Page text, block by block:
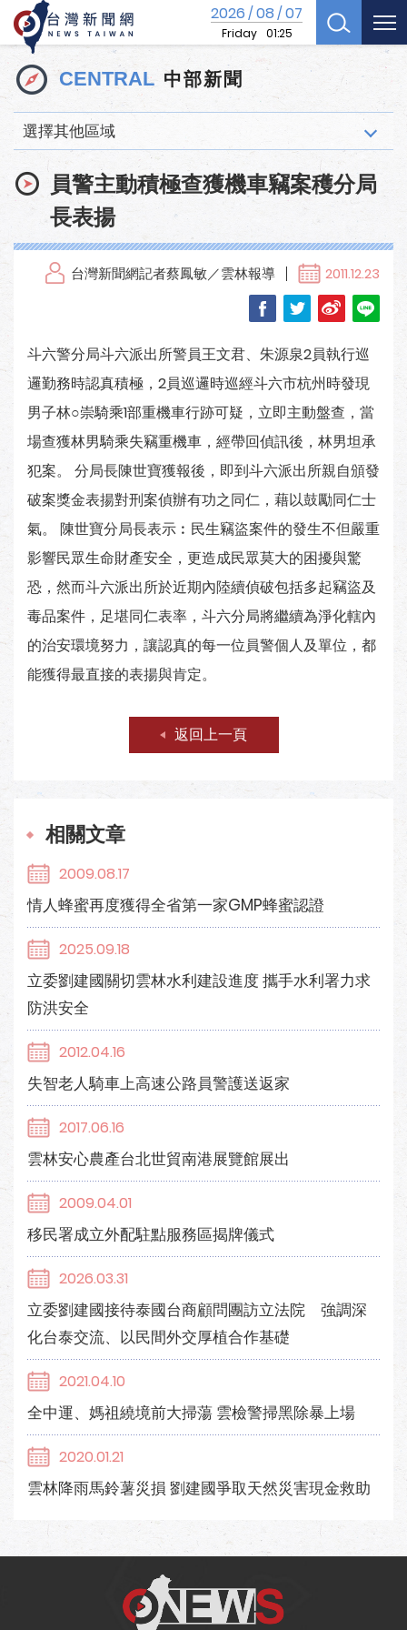
2026/08/07
Friday 01:25
CENTRAL 中部新聞
選擇其他區域
員警主動積極查獲機車竊案穫分局
長表揚
台灣新聞網記者蔡鳳敏／雲林報導 2011.12.23
斗六警分局斗六派出所警員王文君、朱源泉2員執行巡
邏勤務時認真積極，2員巡邏時巡經斗六市杭州時發現
男子林○崇騎乘1部重機車行跡可疑，立即主動盤查，當
場查獲林男騎乘失竊重機車，經帶回偵訊後，林男坦承
犯案。 分局長陳世寶獲報後，即到斗六派出所親自頒發
破案獎金表揚對刑案偵辦有功之同仁，藉以鼓勵同仁士
氣。 陳世寶分局長表示︰民生竊盜案件的發生不但嚴重
影響民眾生命財產安全，更造成民眾莫大的困擾與驚
恐，然而斗六派出所於近期內陸續偵破包括多起竊盜及
毒品案件，足堪同仁表率，斗六分局將繼續為淨化轄內
的治安環境努力，讓認真的每一位員警個人及單位，都
能獲得最直接的表揚與肯定。
返回上一頁
相關文章
2009.08.17
情人蜂蜜再度獲得全省第一家GMP蜂蜜認證
2025.09.18
立委劉建國關切雲林水利建設進度 攜手水利署力求
防洪安全
2012.04.16
失智老人騎車上高速公路員警護送返家
2017.06.16
雲林安心農產台北世貿南港展覽館展出
2009.04.01
移民署成立外配駐點服務區揭牌儀式
2026.03.31
立委劉建國接待泰國台商顧問團訪立法院 強調深
化台泰交流、以民間外交厚植合作基礎
2021.04.10
全中運、媽祖繞境前大掃蕩 雲檢警掃黑除暴上場
2020.01.21
雲林降雨馬鈴薯災損 劉建國爭取天然災害現金救助